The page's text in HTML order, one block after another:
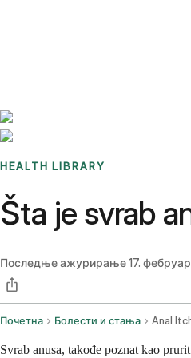
HEALTH LIBRARY
Šta je svrab
Последње ажурирање17.
Почетна Болести и стања Anal
Svrab anusa, takođe poznat kao